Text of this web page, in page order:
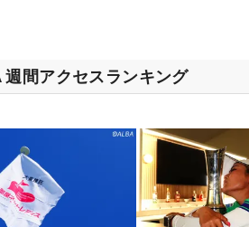
週間アクセスランキング